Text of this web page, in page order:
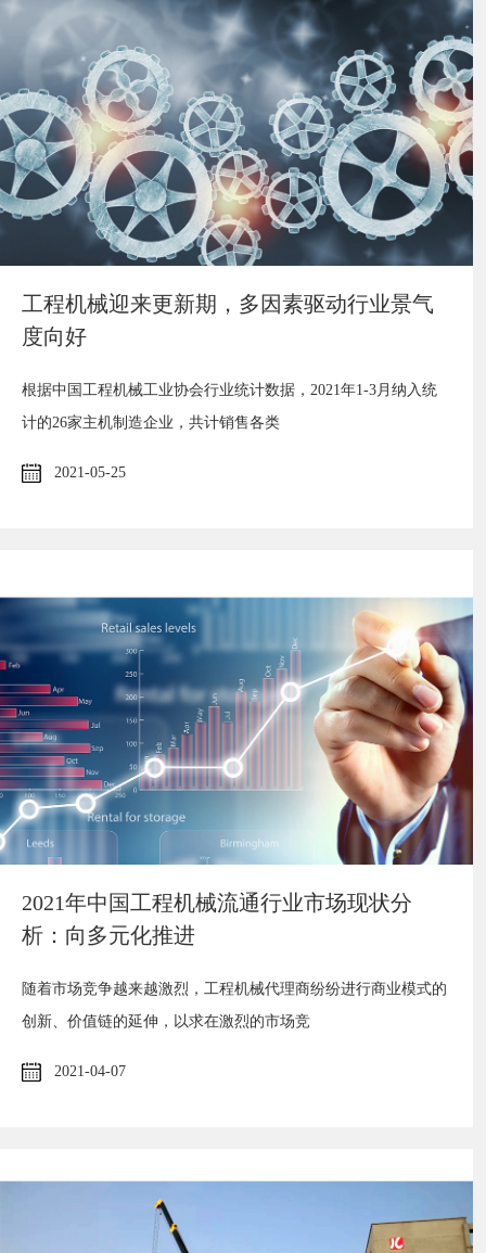
工程机械迎来更新期，多因素驱动行业景气
度向好
根据中国工程机械工业协会行业统计数据，2021年1-3月纳入统
计的26家主机制造企业，共计销售各类
2021-05-25
2021年中国工程机械流通行业市场现状分
析：向多元化推进
随着市场竞争越来越激烈，工程机械代理商纷纷进行商业模式的
创新、价值链的延伸，以求在激烈的市场竞
2021-04-07